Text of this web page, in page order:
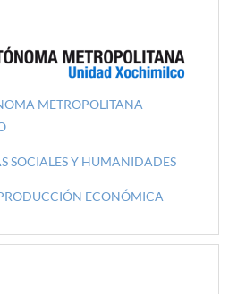
METROPOLITANA
SOCIALES Y HUMANIDADES
ECONÓMICA